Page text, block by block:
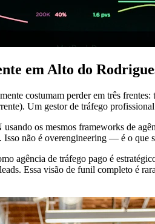
em Alto do
costumam perder em três
Um gestor de tráfego
os mesmos frameworks de
não é overengineering — é o que
agência de tráfego pago é
Essa visão de funil completo é